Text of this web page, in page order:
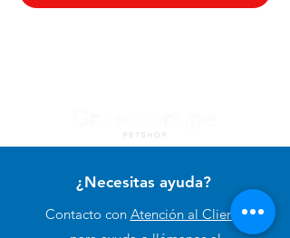
¿Necesitas ayuda?
Contacto con Atención al Cliente